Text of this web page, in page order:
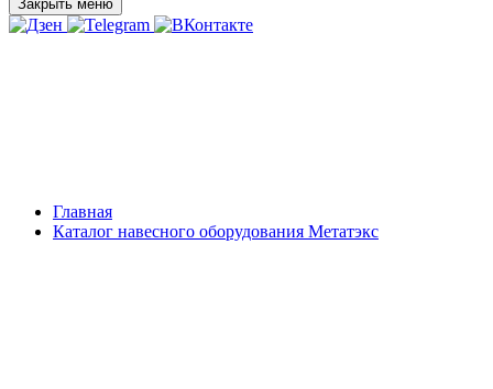
Закрыть меню
Главная
Каталог навесного оборудования Метатэкс